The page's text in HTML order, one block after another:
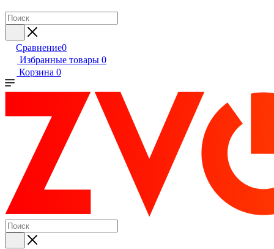
Сравнение0
Избранные товары 0
Корзина 0